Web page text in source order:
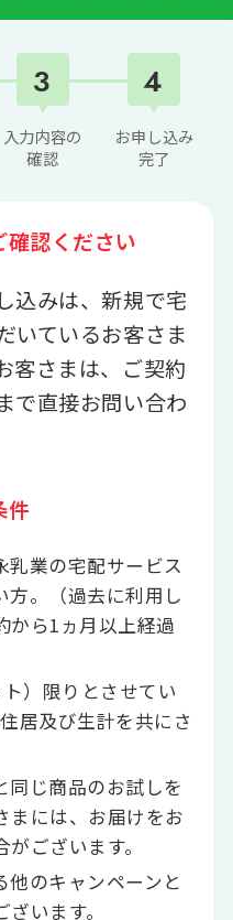
3
入力内容の
確認
4
お申し込み
完了
認ください
込みは、新規で宅
いているお客さま
客さまは、ご契約
で直接お問い合わ
件
乳業の宅配サービス
方。（過去に利用し
から1ヵ月以上経過
）限りとさせてい
居及び生計を共にさ
同じ商品のお試しを
まには、お届けをお
ございます。
他のキャンペーンと
います。